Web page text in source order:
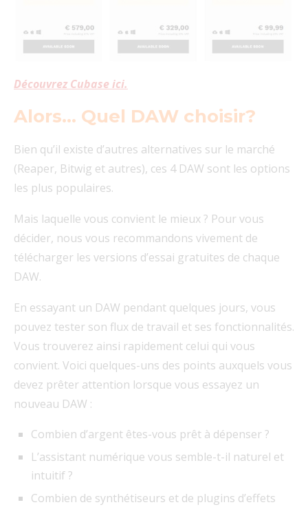
Découvrez Cubase ici.
Alors… Quel DAW choisir?
Bien qu’il existe d’autres alternatives sur le marché
(Reaper, Bitwig et autres), ces 4 DAW sont les options
les plus populaires.
Mais laquelle vous convient le mieux ? Pour vous
décider, nous vous recommandons vivement de
télécharger les versions d’essai gratuites de chaque
DAW.
En essayant un DAW pendant quelques jours, vous
pouvez tester son flux de travail et ses fonctionnalités.
Vous trouverez ainsi rapidement celui qui vous
convient. Voici quelques-uns des points auxquels vous
devez prêter attention lorsque vous essayez un
nouveau DAW :
Combien d’argent êtes-vous prêt à dépenser ?
L’assistant numérique vous semble-t-il naturel et
intuitif ?
Combien de synthétiseurs et de plugins d’effets